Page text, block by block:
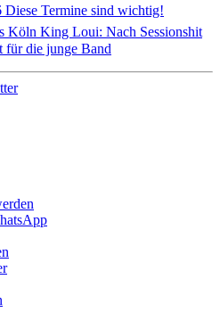
Diese Termine sind wichtig!
Köln King Loui: Nach Sessionshit
für die junge Band